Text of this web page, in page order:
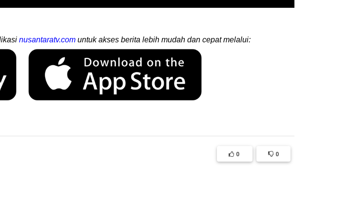
nusantaratv.com untuk akses berita lebih mudah dan cepat melalui:
0 0